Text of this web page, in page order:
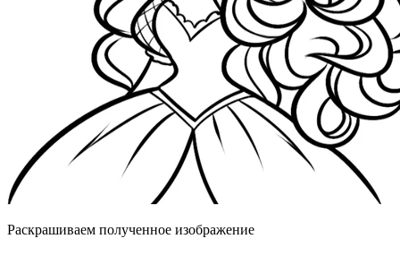
Раскрашиваем полученное изображение